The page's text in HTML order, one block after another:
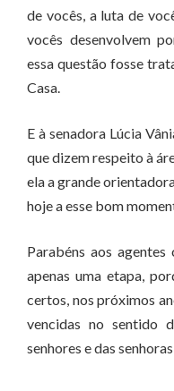
de vocês, a luta de
vocês desenvolvem
essa questão fosse
Casa.
E à senadora Lúcia
que dizem respeito à
ela a grande
hoje a esse bom
Parabéns aos agentes
apenas uma etapa,
certos, nos próximos
vencidas no sentido
senhores e das